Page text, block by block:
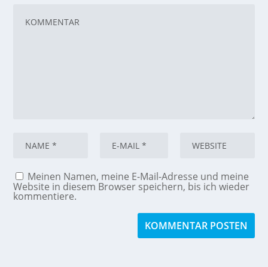
Meinen Namen, meine E-Mail-Adresse und meine
Website in diesem Browser speichern, bis ich wieder
kommentiere.